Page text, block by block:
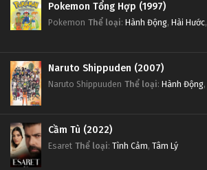
Pokemon Tổng Hợp (1997)
Pokemon Thể loại: Hành Động, Hài Hước,
Naruto Shippuden (2007)
Naruto Shippuuden Thể loại: Hành Động,
Cầm Tù (2022)
Esaret Thể loại: Tình Cảm, Tâm Lý